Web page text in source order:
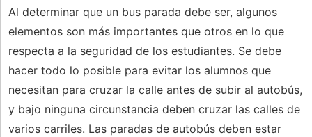
Al determinar que un bus parada debe ser, algunos
elementos son más importantes que otros en lo que
respecta a la seguridad de los estudiantes. Se debe
hacer todo lo posible para evitar los alumnos que
necesitan para cruzar la calle antes de subir al autobús,
y bajo ninguna circunstancia deben cruzar las calles de
varios carriles. Las paradas de autobús deben estar